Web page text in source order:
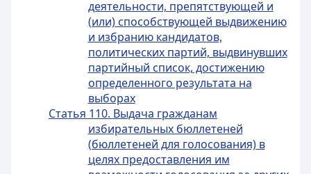
деятельности, препятствующей и
(или) способствующей выдвижению
и избранию кандидатов,
политических партий, выдвинувших
партийный список, достижению
определенного результата на
выборах
Статья 110. Выдача гражданам
избирательных бюллетеней
(бюллетеней для голосования) в
целях предоставления им